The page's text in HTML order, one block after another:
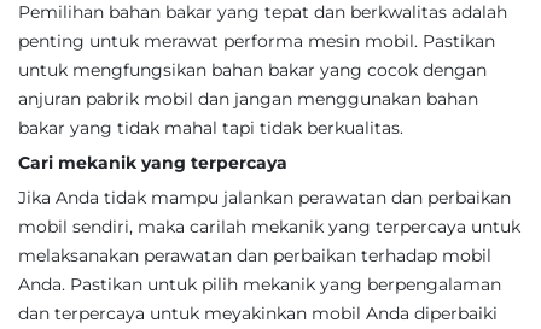
Pemilihan bahan bakar yang tepat dan berkwalitas adalah
penting untuk merawat performa mesin mobil. Pastikan
untuk mengfungsikan bahan bakar yang cocok dengan
anjuran pabrik mobil dan jangan menggunakan bahan
bakar yang tidak mahal tapi tidak berkualitas.
Cari mekanik yang terpercaya
Jika Anda tidak mampu jalankan perawatan dan perbaikan
mobil sendiri, maka carilah mekanik yang terpercaya untuk
melaksanakan perawatan dan perbaikan terhadap mobil
Anda. Pastikan untuk pilih mekanik yang berpengalaman
dan terpercaya untuk meyakinkan mobil Anda diperbaiki